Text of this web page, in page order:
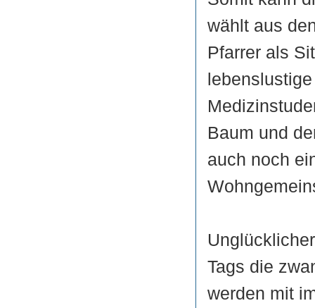
wählt aus
Pfarrer als
Baum und
auch noch
Tags die
werden mit